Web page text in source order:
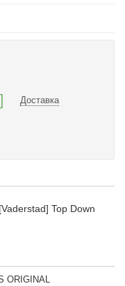
Доставка
Top Down
ORIGINAL